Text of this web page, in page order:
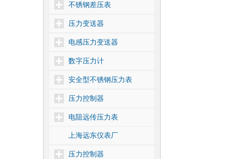
不锈钢差压表
压力变送器
电感压力变送器
数字压力计
安全型不锈钢压力表
压力控制器
电阻远传压力表
上海远东仪表厂
压力控制器